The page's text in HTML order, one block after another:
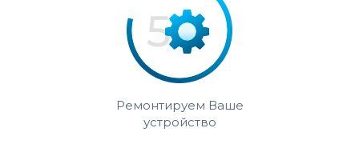
Ремонтируем Ваше
устройство